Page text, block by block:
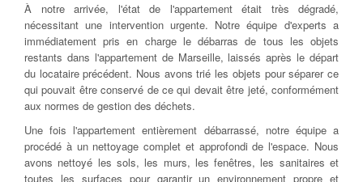
À notre arrivée, l'état de l'appartement était très dégradé,
nécessitant une intervention urgente. Notre équipe d'experts a
immédiatement pris en charge le débarras de tous les objets
restants dans l'appartement de Marseille, laissés après le départ
du locataire précédent. Nous avons trié les objets pour séparer ce
qui pouvait être conservé de ce qui devait être jeté, conformément
aux normes de gestion des déchets.
Une fois l'appartement entièrement débarrassé, notre équipe a
procédé à un nettoyage complet et approfondi de l'espace. Nous
avons nettoyé les sols, les murs, les fenêtres, les sanitaires et
toutes les surfaces pour garantir un environnement propre et